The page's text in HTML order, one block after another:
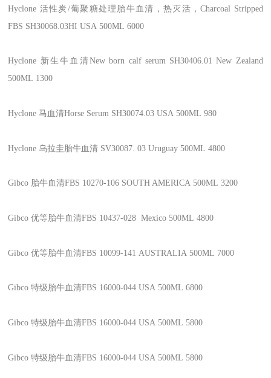
Hyclone 活性炭/葡聚糖处理胎牛血清，热灭活，Charcoal Stripped
FBS SH30068.03HI USA 500ML 6000
Hyclone 新生牛血清New born calf serum SH30406.01 New Zealand
500ML 1300
Hyclone 马血清Horse Serum SH30074.03 USA 500ML 980
Hyclone 乌拉圭胎牛血清 SV30087. 03 Uruguay 500ML 4800
Gibco 胎牛血清FBS 10270-106 SOUTH AMERICA 500ML 3200
Gibco优等胎牛血清FBS 10437-028 Mexico 500ML 4800
Gibco优等胎牛血清FBS 10099-141 AUSTRALIA 500ML 7000
Gibco特级胎牛血清FBS 16000-044 USA 500ML 6800
Gibco特级胎牛血清FBS 16000-044 USA 500ML 5800
Gibco特级胎牛血清FBS 16000-044 USA 500ML 5800